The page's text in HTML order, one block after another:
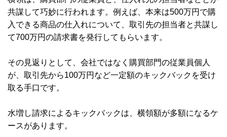
共謀して巧妙に行われます。 例えば、本来は500万円で購
入できる商品の仕入れについて、取引先の担当者と共謀し
て700万円の請求書を発行してもらいます。
その見返りとして、会社ではなく購買部門の従業員個人
が、取引先から100万円など一定額のキックバックを受け
取る手口です。
水増し請求によるキックバックは、横領額が多額になるケ
ースがあります。